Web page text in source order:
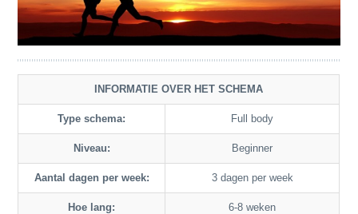
INFORMATIE OVER HET SCHEMA
Type schema: Full body
Niveau: Beginner
Aantal dagen per week: 3 dagen per week
Hoe lang: 6-8 weken